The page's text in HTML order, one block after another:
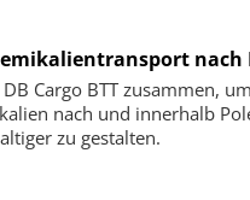
nach
Cargo BTT zusammen,
nach und innerhalb
zu gestalten.